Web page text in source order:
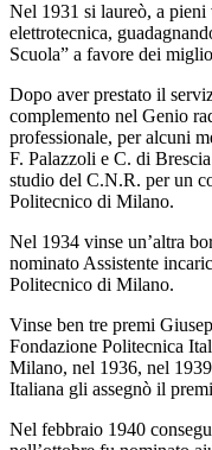
Nel 1931 si laureò, a
elettrotecnica,
Scuola” a favore dei
Dopo aver prestato il
complemento nel Genio
professionale, per alcuni
F. Palazzoli e C. di
studio del C.N.R. per un
Politecnico di Milano.
Nel 1934 vinse un’altra
nominato Assistente
Politecnico di Milano.
Vinse ben tre premi
Fondazione Politecnica
Milano, nel 1936, nel
Italiana gli assegnò il
Nel febbraio 1940